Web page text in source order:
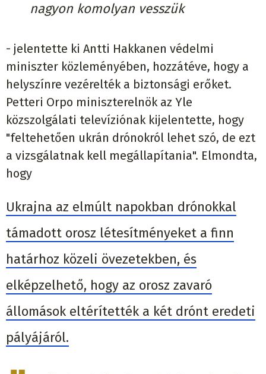
nagyon komolyan vesszük
- jelentette ki Antti Hakkanen védelmi
miniszter közleményében, hozzátéve, hogy a
helyszínre vezérelték a biztonsági erőket.
Petteri Orpo miniszterelnök az Yle
közszolgálati televíziónak kijelentette, hogy
"feltehetően ukrán drónokról lehet szó, de ezt
a vizsgálatnak kell megállapítania". Elmondta,
hogy
Ukrajna az elmúlt napokban drónokkal
támadott orosz létesítményeket a finn
határhoz közeli övezetekben, és
elképzelhető, hogy az orosz zavaró
állomások eltérítették a két drónt eredeti
pályájáról.